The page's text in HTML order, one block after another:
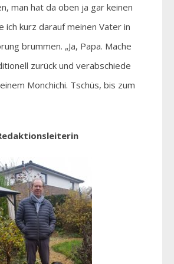
man hat da oben ja gar keinen
ich kurz darauf meinen Vater in
brummen. „Ja, Papa. Mache
zurück und verabschiede
Monchichi. Tschüs, bis zum